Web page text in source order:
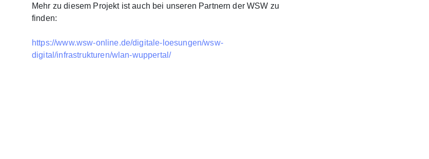
Mehr zu diesem Projekt ist auch bei unseren Partnern der WSW zu
finden:
https://www.wsw-online.de/digitale-loesungen/wsw-
digital/infrastrukturen/wlan-wuppertal/